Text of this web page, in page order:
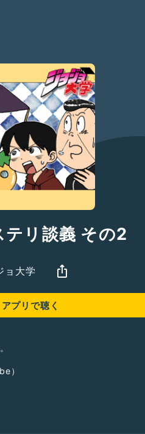
テリ談義 その2
ョ大学
アプリで聴く
）
UCsUdw4TGcvjqrEkZbngZTqQ